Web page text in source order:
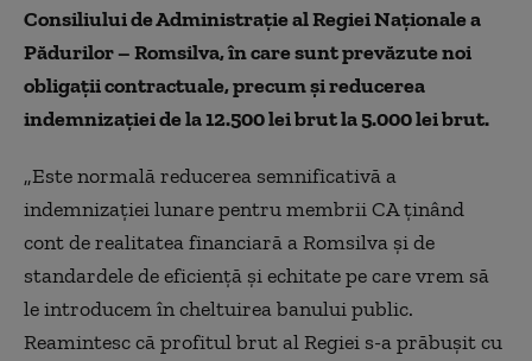
Consiliului de Administrație al Regiei Naționale a
Pădurilor – Romsilva, în care sunt prevăzute noi
obligații contractuale, precum și reducerea
indemnizației de la 12.500 lei brut la 5.000 lei brut.
„Este normală reducerea semnificativă a
indemnizației lunare pentru membrii CA ținând
cont de realitatea financiară a Romsilva și de
standardele de eficiență și echitate pe care vrem să
le introducem în cheltuirea banului public.
Reamintesc că profitul brut al Regiei s-a prăbușit cu